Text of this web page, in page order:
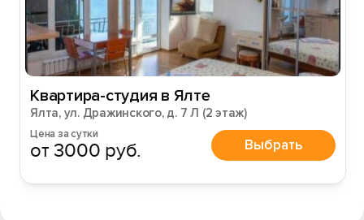
Квартира-студия в Ялте
Ялта, ул. Дражинского, д. 7 Л (2 этаж)
Цена за сутки
от 3000 руб. Выбрать